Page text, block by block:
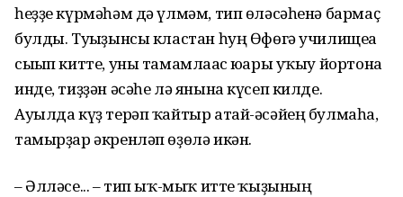
һеҙҙе күрмәһәм дә үлмәм, тип өләсәһенә бармаҫ
булды. Туғыҙынсы кластан һуң Өфөгә училищеға
сығып китте, уны тамамлағас юғары уҡыу йортона
инде, тиҙҙән әсәһе лә янына күсеп килде.
Ауылда күҙ терәп ҡайтыр атай-әсәйең булмаһа,
тамырҙар әкренләп өҙөлә икән.
– Әлләсе... – тип ыҡ-мыҡ итте ҡыҙының